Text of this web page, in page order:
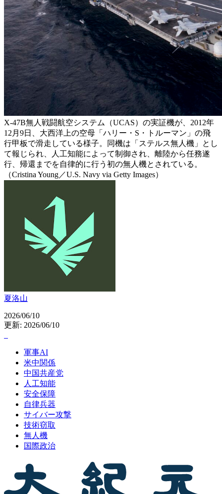
X-47B無人戦闘航空システム（UCAS）の実証機が、2012年
12月9日、大西洋上の空母「ハリー・S・トルーマン」の飛
行甲板で滑走している様子。同機は「ステルス無人機」とし
て報じられ、人工知能によって制御され、離陸から任務遂
行、帰還までを自律的に行う初の無人機とされている。
（Cristina Young／U.S. Navy via Getty Images）
夏洛山
2026/06/10
更新: 2026/06/10
軍事AI
米中関係
中国共産党
人工知能
安全保障
自律兵器
サイバー攻撃
技術窃取
無人機
国際政治